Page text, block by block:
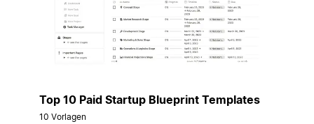
Top 10 Paid Startup Blueprint Templates
10 Vorlagen